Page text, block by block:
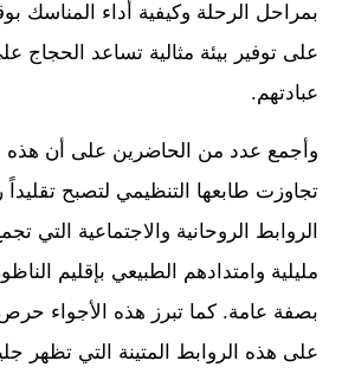
بمراحل الرحلة وكيفية أداء المناسك
على توفير بيئة مثالية تساعد الحجاج
عبادتهم.
وأجمع عدد من الحاضرين على أن هذه
تجاوزت طابعها التنظيمي لتصبح
الروابط الروحانية والاجتماعية التي
مليلية وامتدادهم الطبيعي بإقليم
بصفة عامة. كما تبرز هذه الأجواء
على هذه الروابط المتينة التي تظهر